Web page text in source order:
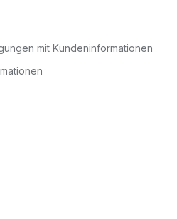
mit Kundeninformationen